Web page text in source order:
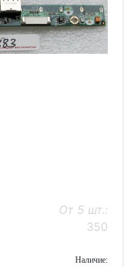
От 5 шт.:
350
Наличие: